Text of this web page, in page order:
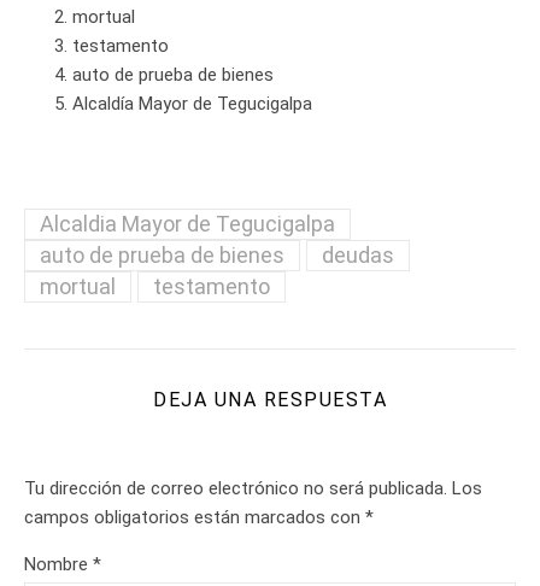
mortual
testamento
auto de prueba de bienes
Alcaldía Mayor de Tegucigalpa
Alcaldia Mayor de Tegucigalpa
auto de prueba de bienes
deudas
mortual
testamento
DEJA UNA RESPUESTA
Tu dirección de correo electrónico no será publicada. Los
campos obligatorios están marcados con *
Nombre *